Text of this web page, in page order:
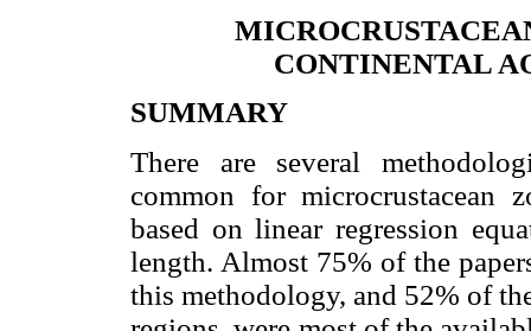
CONTINENTAL
SUMMARY
There are several
common for microcrustacean
based on linear regression
length. Almost 75% of the
this methodology, and 52% of